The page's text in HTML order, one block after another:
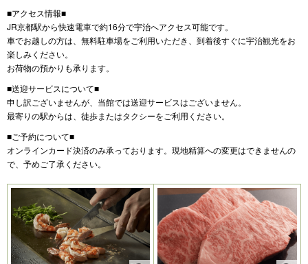
■アクセス情報■
JR京都駅から快速電車で約16分で宇治へアクセス可能です。
車でお越しの方は、無料駐車場をご利用いただき、到着後すぐに宇治観光をお
楽しみください。
お荷物の預かりも承ります。
■送迎サービスについて■
申し訳ございませんが、当館では送迎サービスはございません。
最寄りの駅からは、徒歩またはタクシーをご利用ください。
■ご予約について■
オンラインカード決済のみ承っております。現地精算への変更はできませんの
で、予めご了承ください。